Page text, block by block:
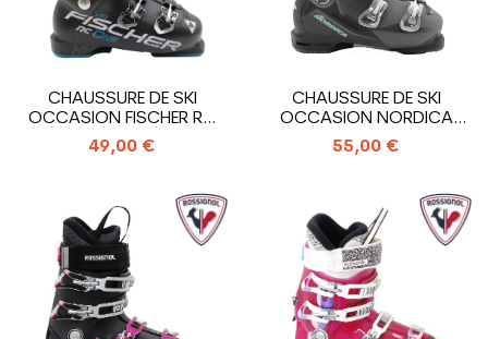
CHAUSSURE DE SKI
OCCASION FISCHER RC
ONE 85 XTR
49,00 €
CHAUSSURE DE SKI
OCCASION NORDICA
SPORTMACHINE 75 WR
55,00 €